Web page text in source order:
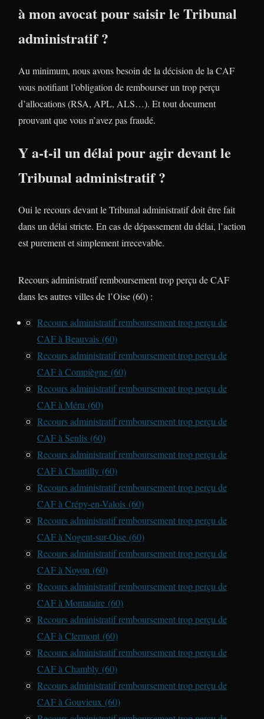
à mon avocat pour saisir le Tribunal
administratif ?
Au minimum, nous avons besoin de la décision de la CAF
vous notifiant l’obligation de rembourser un trop perçu
d’allocations (RSA, APL, ALS…). Et tout document
prouvant que vous n’avez pas fraudé.
Y a-t-il un délai pour agir devant le
Tribunal administratif ?
Oui le recours devant le Tribunal administratif doit être fait
dans un délai stricte. En cas de dépassement du délai, l’action
est purement et simplement irrecevable.
Recours administratif remboursement trop perçu de CAF
dans les autres villes de l’Oise (60) :
Recours administratif remboursement trop perçu de
CAF à Beauvais (60)
Recours administratif remboursement trop perçu de
CAF à Compiègne (60)
Recours administratif remboursement trop perçu de
CAF à Méru (60)
Recours administratif remboursement trop perçu de
CAF à Senlis (60)
Recours administratif remboursement trop perçu de
CAF à Chantilly (60)
Recours administratif remboursement trop perçu de
CAF à Crépy-en-Valois (60)
Recours administratif remboursement trop perçu de
CAF à Nogent-sur-Oise (60)
Recours administratif remboursement trop perçu de
CAF à Noyon (60)
Recours administratif remboursement trop perçu de
CAF à Montataire (60)
Recours administratif remboursement trop perçu de
CAF à Clermont (60)
Recours administratif remboursement trop perçu de
CAF à Chambly (60)
Recours administratif remboursement trop perçu de
CAF à Gouvieux (60)